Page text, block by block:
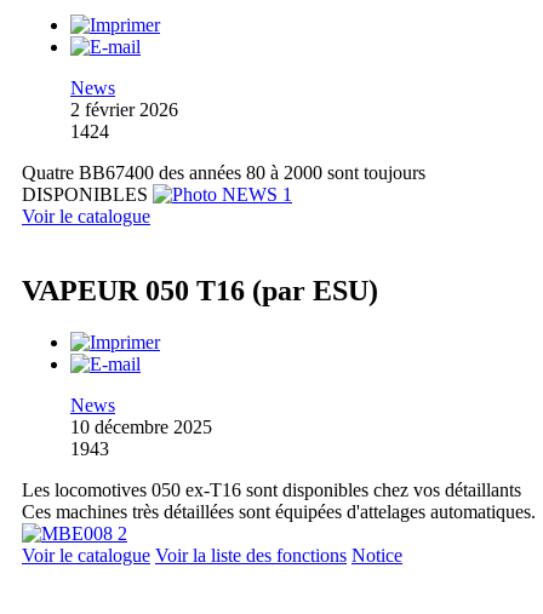
News
2 février 2026
1424
Quatre BB67400 des années 80 à 2000 sont toujours
DISPONIBLES
Voir le catalogue
VAPEUR 050 T16 (par ESU)
News
10 décembre 2025
1943
Les locomotives 050 ex-T16 sont disponibles chez vos détaillants
Ces machines très détaillées sont équipées d'attelages automatiques.
Voir le catalogue Voir la liste des fonctions Notice